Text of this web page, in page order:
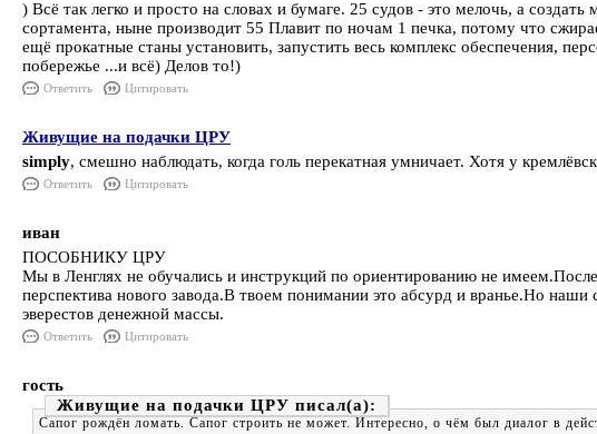
) Всё так легко и просто на словах и бумаге. 25 судов - это мелочь, а
сортамента, ныне производит 55 Плавит по ночам 1 печка, потому что
ещё прокатные станы установить, запустить весь комплекс обеспечения,
побережье ...и всё) Делов то!)
Ответить Цитировать
Живущие на подачки ЦРУ
simply, смешно наблюдать, когда голь перекатная умничает. Хотя у
Ответить Цитировать
иван
ПОСОБНИКУ ЦРУ
Мы в Ленглях не обучались и инструкций по ориентированию не
перспектива нового завода.В твоем понимании это абсурд и вранье.Но
эверестов денежной массы.
Ответить Цитировать
гость
Живущие на подачки ЦРУ
Сапог рождён ломать. Сапог строить не может. Интересно, о чём был диалог в